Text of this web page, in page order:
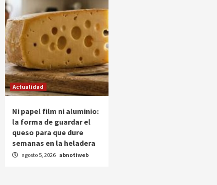
Actualidad
Ni papel film ni aluminio:
la forma de guardar el
queso para que dure
semanas en la heladera
agosto 5, 2026 abnotiweb